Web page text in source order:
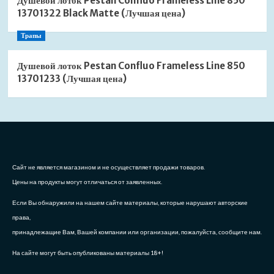
13701322 Black Matte (Лучшая цена)
Трапы
Душевой лоток Pestan Confluo Frameless Line 850
13701233 (Лучшая цена)
Сайт не является магазином и не осуществляет продажи товаров.
Цены на продукты могут отличаться от заявленных.
Если Вы обнаружили на нашем сайте материалы, которые нарушают авторские
права,
принадлежащие Вам, Вашей компании или организации, пожалуйста, сообщите нам.
На сайте могут быть опубликованы материалы 18+!